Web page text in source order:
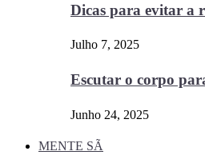
Dicas para evitar a
Julho 7, 2025
Escutar o corpo
Junho 24, 2025
MENTE SÃ